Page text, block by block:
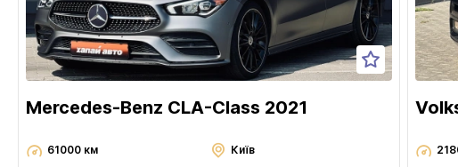
Mercedes-Benz CLA-Class 2021
61000 км
Київ